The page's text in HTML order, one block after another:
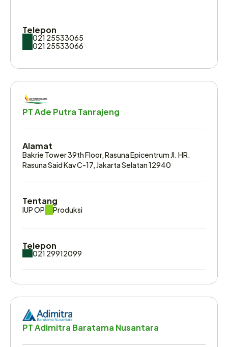
Telepon
021 25533065
021 25533066
Email
Website
www.alamtri.com
PT Ade Putra Tanrajeng
Alamat
Bakrie Tower 39th Floor, Rasuna Epicentrum Jl. HR.
Rasuna Said Kav C-17, Jakarta Selatan 12940
Tentang
IUP OP Produksi
Telepon
021 29912099
Email
info@kutaibara.co.id
Website
PT Adimitra Baratama Nusantara